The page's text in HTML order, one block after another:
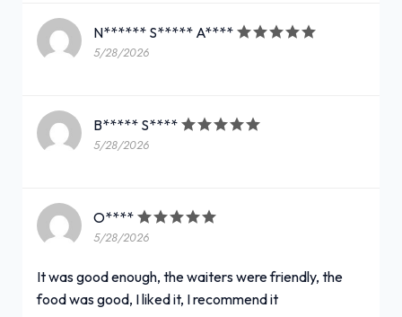
N****** S***** A****
5/28/2026
B***** S****
5/28/2026
O****
5/28/2026
It was good enough, the waiters were friendly, the
food was good, I liked it, I recommend it